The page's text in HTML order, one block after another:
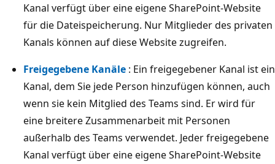
Kanal verfügt über eine eigene SharePoint-Website
für die Dateispeicherung. Nur Mitglieder des privaten
Kanals können auf diese Website zugreifen.
Freigegebene Kanäle : Ein freigegebener Kanal ist ein
Kanal, dem Sie jede Person hinzufügen können, auch
wenn sie kein Mitglied des Teams sind. Er wird für
eine breitere Zusammenarbeit mit Personen
außerhalb des Teams verwendet. Jeder freigegebene
Kanal verfügt über eine eigene SharePoint-Website